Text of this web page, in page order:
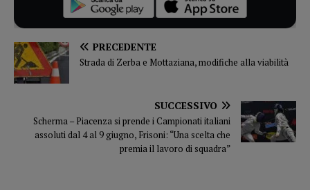
PRECEDENTE
Strada di Zerba e Mottaziana, modifiche alla viabilità
SUCCESSIVO
Scherma – Piacenza si prende i Campionati italiani
assoluti dal 4 al 9 giugno, Frisoni: “Una scelta che
premia il lavoro di squadra”